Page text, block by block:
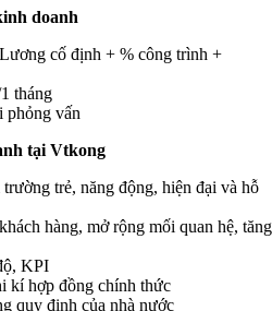
doanh
cố định + % công trình +
tháng
phỏng vấn
tại Vtkong
trẻ, năng động, hiện đại và hỗ
hàng, mở rộng mối quan hệ, tăng
KPI
hợp đồng chính thức
quy định của nhà nước